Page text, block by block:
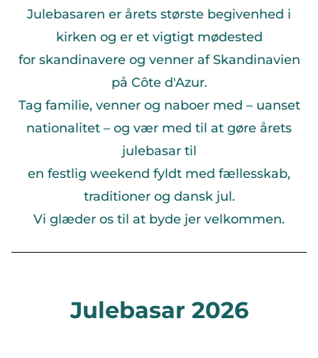
Julebasaren er årets største begivenhed i
kirken og er et vigtigt mødested
for skandinavere og venner af Skandinavien
på Côte d'Azur.
Tag familie, venner og naboer med – uanset
nationalitet – og vær med til at gøre årets
julebasar til
en festlig weekend fyldt med fællesskab,
traditioner og dansk jul.
Vi glæder os til at byde jer velkommen.
Julebasar 2026